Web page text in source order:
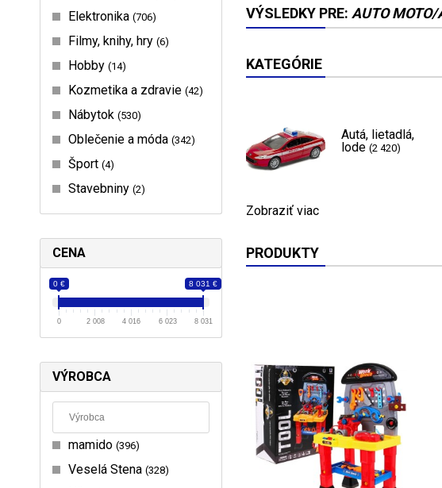
Elektronika 706
Filmy, knihy, hry 6
Hobby 14
Kozmetika a zdravie 42
Nábytok 530
Oblečenie a móda 342
Šport 4
Stavebniny 2
CENA
0 € 8 031 €
0 2 008 4 016 6 023 8 031
VÝROBCA
mamido 396
Veselá Stena 328
VÝSLEDKY PRE: AUTO MOTO/
KATEGÓRIE
Autá, lietadlá,
lode (2 420)
Zobraziť viac
PRODUKTY